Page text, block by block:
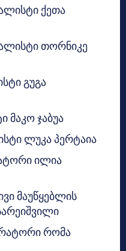
ქეთა
თორნიკე
გუგა
მაკო ჯაბუა
ლუკა პერტაია
ილია
მაუწყებლის
რომა